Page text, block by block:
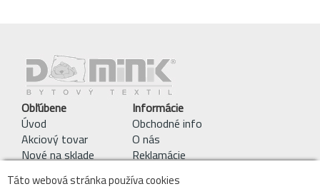
Obľúbene
Úvod
Akciový tovar
Nové na sklade
Informácie
Obchodné info
O nás
Reklamácie
Táto webová stránka používa cookies